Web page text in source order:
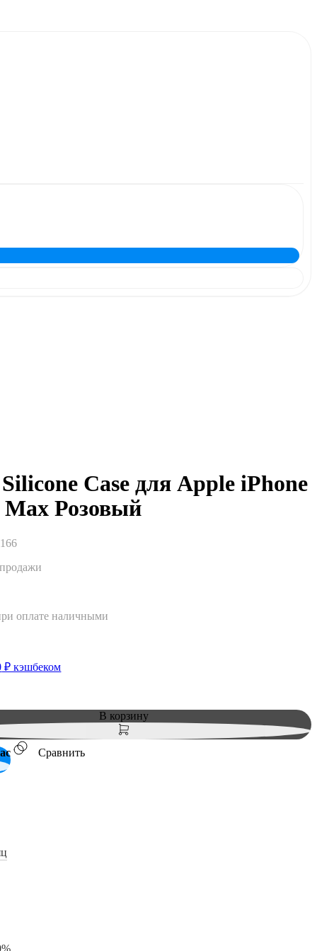
Case для Apple iPhone
Max Розовый
оплате наличными
₽ кэшбеком
В корзину
Сравнить